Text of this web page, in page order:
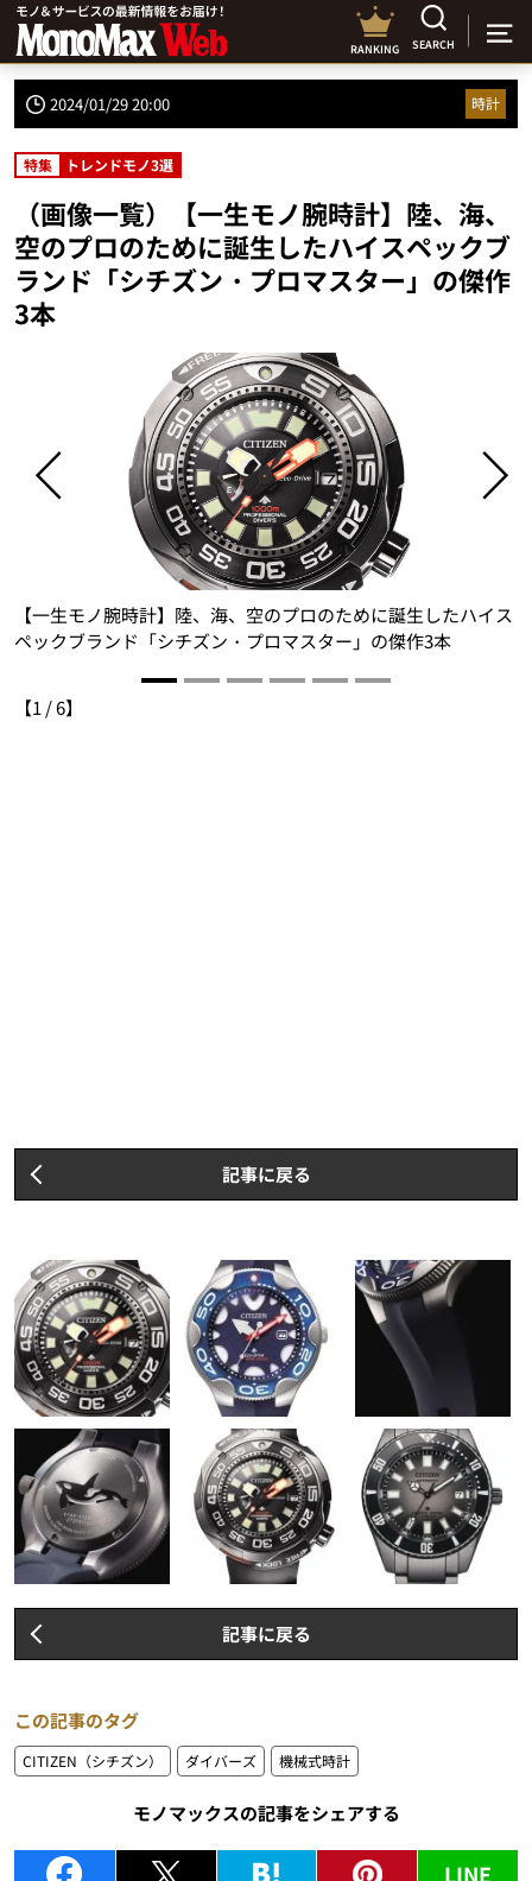
RANKING SEARCH
2024/01/29 20:00 時計
特集 トレンドモノ3選
（画像一覧）【一生モノ腕時計】陸、海、
空のプロのために誕生したハイスペックブ
ランド「シチズン・プロマスター」の傑作
3本
【一生モノ腕時計】陸、海、空のプロのために誕生したハイス
ペックブランド「シチズン・プロマスター」の傑作3本
【1 /6】
記事に戻る
記事に戻る
この記事のタグ
CITIZEN（シチズン） ダイバーズ 機械式時計
モノマックスの記事をシェアする
LINE